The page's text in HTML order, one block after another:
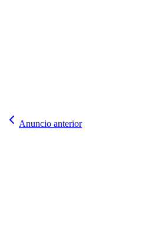
Anuncio anterior